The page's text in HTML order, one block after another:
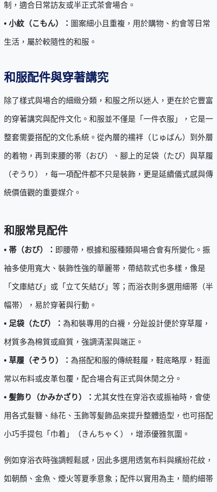
制，適合日常訪友或半正式茶會場合。
• 小紋（こもん）： 圖案細小且重複，用於購物、約會等日常
生活，屬於較隨性的和服。
和服配件與穿著講究
除了樣式與場合的細緻分類，和服之所以迷人，更在於它豐富
的穿著講究與配件文化。和服並不僅是「一件衣服」，它是一
整套需要搭配的文化系統。從內層的襦袢（じゅばん）到外層
的着物，再到束腰的帯（おび）、腳上的足袋（たび）與草履
（ぞうり），每一項配件都不只是裝飾，更是延續儀式感與傳
統價值觀的重要媒介。
和服常見配件
• 帯（おび）： 即腰帶，根據和服種類與場合會有所變化。振
袖多使用寬大、裝飾性強的華麗帯，帶結款式也多樣，像是
「文庫結び」或「立て矢結び」等；而浴衣則多選用細帯（半
幅帯），易於穿著與行動。
• 足袋（たび）： 為和裝專用的白襪，分趾設計便於穿草履，
材質多為棉質或麻質，強調清潔與端正。
• 草履（ぞうり）： 為搭配和服的傳統鞋履，鞋底略厚，鞋面
常以布料或皮革包覆，配合場合有正式與休閒之分。
• 髪飾り（かみかざり）： 尤其女性在穿浴衣或振袖時，會使
用各式髮簪、絲花、玉飾等髪飾品來提升整體造型，也可搭配
小巧手提包「巾着」（きんちゃく），增添優雅氛圍。
例如穿浴衣時強調輕鬆感，因此多選用透氣布料與繽紛花紋，
如朝顏、金魚、煙火等夏季意象；配件以實用為主，簡約細帯